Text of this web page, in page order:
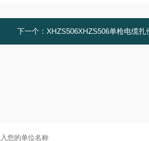
下一个： XHZS506XHZS506单枪电缆扎